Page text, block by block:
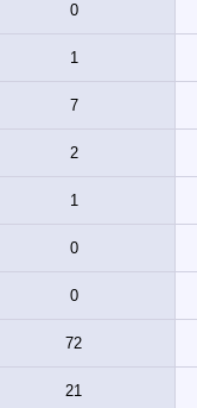
0
1
7
2
1
0
0
72
21